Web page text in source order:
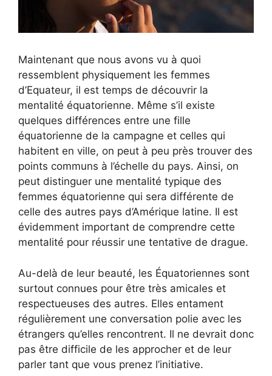
Maintenant que nous avons vu à quoi
ressemblent physiquement les femmes
d’Equateur, il est temps de découvrir la
mentalité équatorienne. Même s’il existe
quelques différences entre une fille
équatorienne de la campagne et celles qui
habitent en ville, on peut à peu près trouver des
points communs à l’échelle du pays. Ainsi, on
peut distinguer une mentalité typique des
femmes équatorienne qui sera différente de
celle des autres pays d’Amérique latine. Il est
évidemment important de comprendre cette
mentalité pour réussir une tentative de drague.
Au-delà de leur beauté, les Équatoriennes sont
surtout connues pour être très amicales et
respectueuses des autres. Elles entament
régulièrement une conversation polie avec les
étrangers qu’elles rencontrent. Il ne devrait donc
pas être difficile de les approcher et de leur
parler tant que vous prenez l’initiative.